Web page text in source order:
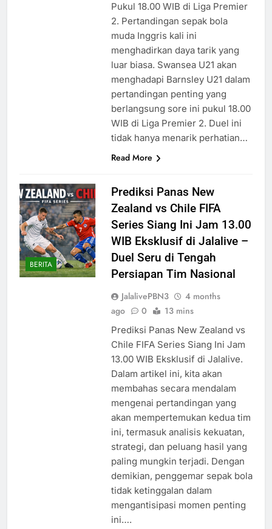
Pukul 18.00 WIB di Liga Premier
2. Pertandingan sepak bola
muda Inggris kali ini
menghadirkan daya tarik yang
luar biasa. Swansea U21 akan
menghadapi Barnsley U21 dalam
pertandingan penting yang
berlangsung sore ini pukul 18.00
WIB di Liga Premier 2. Duel ini
tidak hanya menarik perhatian…
Read More
BERITA
Prediksi Panas New
Zealand vs Chile FIFA
Series Siang Ini Jam 13.00
WIB Eksklusif di Jalalive –
Duel Seru di Tengah
Persiapan Tim Nasional
JalalivePBN3
4 months
ago
0 13 mins
Prediksi Panas New Zealand vs
Chile FIFA Series Siang Ini Jam
13.00 WIB Eksklusif di Jalalive.
Dalam artikel ini, kita akan
membahas secara mendalam
mengenai pertandingan yang
akan mempertemukan kedua tim
ini, termasuk analisis kekuatan,
strategi, dan peluang hasil yang
paling mungkin terjadi. Dengan
demikian, penggemar sepak bola
tidak ketinggalan dalam
mengantisipasi momen penting
ini….